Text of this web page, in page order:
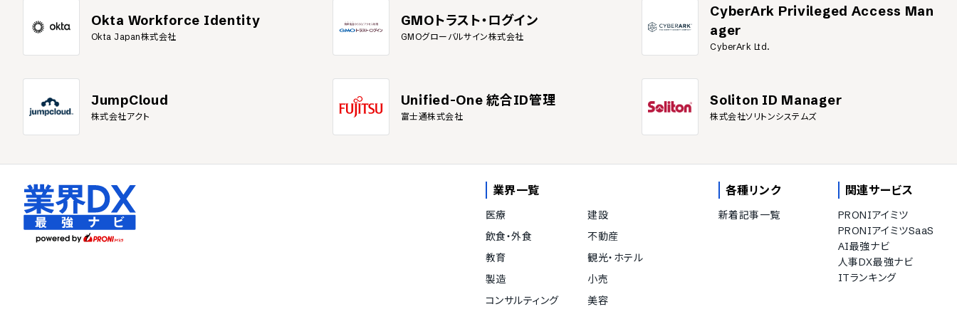
Okta Workforce Identity
Okta Japan株式会社
GMOトラスト・ログイン
GMOグローバルサイン株式会社
CyberArk Privileged Access Man
ager
CyberArk Ltd.
JumpCloud
株式会社アクト
Unified-One 統合ID管理
富士通株式会社
Soliton ID Manager
株式会社ソリトンシステムズ
業界一覧
医療
建設
飲食・外食
不動産
教育
観光・ホテル
製造
小売
コンサルティング
美容
各種リンク
新着記事一覧
関連サービス
PRONIアイミツ
PRONIアイミツSaaS
AI最強ナビ
人事DX最強ナビ
ITランキング